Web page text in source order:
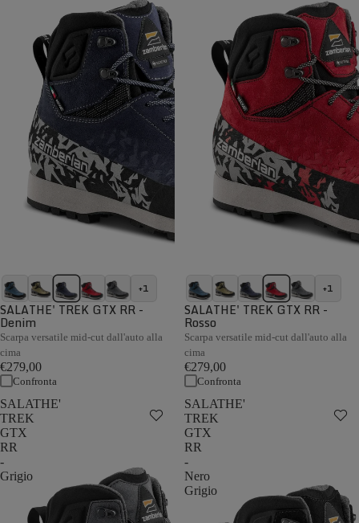
+1
SALATHE' TREK GTX RR -
Denim
Scarpa versatile mid-cut dall'auto alla
cima
€279,00
Confronta
+1
SALATHE' TREK GTX RR -
Rosso
Scarpa versatile mid-cut dall'auto alla
cima
€279,00
Confronta
SALATHE'
TREK
GTX
RR
-
Grigio
SALATHE'
TREK
GTX
RR
-
Nero
Grigio